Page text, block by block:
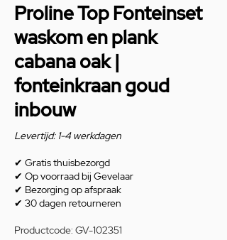
Proline Top Fonteinset
waskom en plank
cabana oak |
fonteinkraan goud
inbouw
Levertijd: 1-4 werkdagen
✔ Gratis thuisbezorgd
✔ Op voorraad bij Gevelaar
✔ Bezorging op afspraak
✔ 30 dagen retourneren
Productcode: GV-102351